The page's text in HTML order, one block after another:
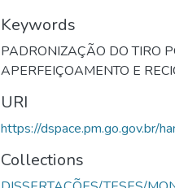
Keywords
PADRONIZAÇÃO DO TIRO
APERFEIÇOAMENTO E
URI
https://dspace.pm.go.gov.br/
Collections